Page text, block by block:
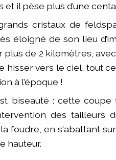
et il pèse plus d’une
cristaux de
éloigné de son lieu
de 2 kilomètres,
vers le ciel, tout
à l’époque !
biseauté : cette
des tailleurs
foudre, en s'abattant
hauteur.